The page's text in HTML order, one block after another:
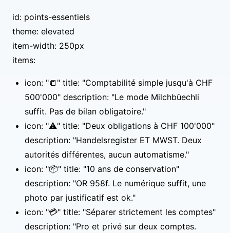
id: points-essentiels
theme: elevated
item-width: 250px
items:
icon: "📒" title: "Comptabilité simple jusqu'à CHF
500'000" description: "Le mode Milchbüechli
suffit. Pas de bilan obligatoire."
icon: "⚠️" title: "Deux obligations à CHF 100'000"
description: "Handelsregister ET MWST. Deux
autorités différentes, aucun automatisme."
icon: "📦" title: "10 ans de conservation"
description: "OR 958f. Le numérique suffit, une
photo par justificatif est ok."
icon: "💳" title: "Séparer strictement les comptes"
description: "Pro et privé sur deux comptes.